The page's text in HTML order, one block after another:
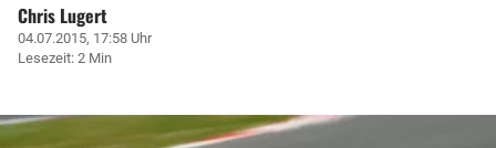
Chris Lugert
04.07.2015, 17:58 Uhr
Lesezeit: 2 Min